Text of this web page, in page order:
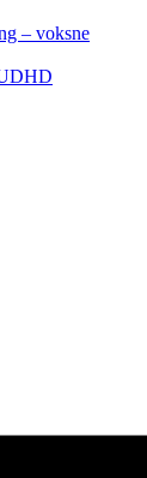
– voksne